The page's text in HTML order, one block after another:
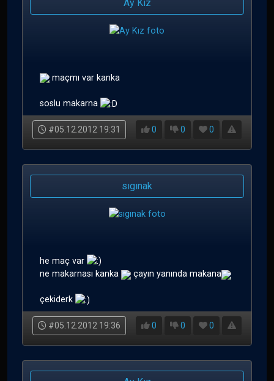
Ay Kız
maçmı var kanka
soslu makarna
#05.12.2012 19:31 0 0 0
sıgınak
he maç var
ne makarnası kanka
çayın yanında makana
çekiderk
#05.12.2012 19:36 0 0 0